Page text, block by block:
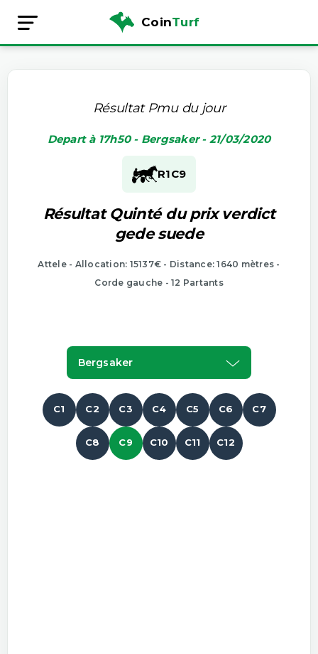
CoinTurf
Résultat Pmu du jour
Depart à 17h50 - Bergsaker - 21/03/2020
R1C9
Résultat Quinté du prix verdict
gede suede
Attele - Allocation: 15137€ - Distance: 1640 mètres -
Corde gauche - 12 Partants
Bergsaker
C1 C2 C3 C4 C5 C6 C7
C8 C9 C10 C11 C12